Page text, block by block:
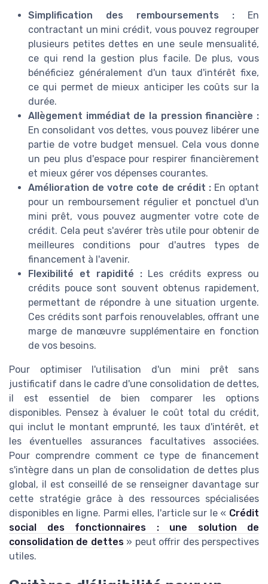
Simplification des remboursements : En
contractant un mini crédit, vous pouvez regrouper
plusieurs petites dettes en une seule mensualité,
ce qui rend la gestion plus facile. De plus, vous
bénéficiez généralement d'un taux d'intérêt fixe,
ce qui permet de mieux anticiper les coûts sur la
durée.
Allègement immédiat de la pression financière :
En consolidant vos dettes, vous pouvez libérer une
partie de votre budget mensuel. Cela vous donne
un peu plus d'espace pour respirer financièrement
et mieux gérer vos dépenses courantes.
Amélioration de votre cote de crédit :En optant
pour un remboursement régulier et ponctuel d'un
mini prêt, vous pouvez augmenter votre cote de
crédit. Cela peut s'avérer très utile pour obtenir de
meilleures conditions pour d'autres types de
financement à l'avenir.
Flexibilité et rapidité :Les crédits express ou
crédits pouce sont souvent obtenus rapidement,
permettant de répondre à une situation urgente.
Ces crédits sont parfois renouvelables, offrant une
marge de manœuvre supplémentaire en fonction
de vos besoins.
Pour optimiser l'utilisation d'un mini prêt sans
justificatif dans le cadre d'une consolidation de dettes,
il est essentiel de bien comparer les options
disponibles. Pensez à évaluer le coût total du crédit,
qui inclut le montant emprunté, les taux d'intérêt, et
les éventuelles assurances facultatives associées.
Pour comprendre comment ce type de financement
s'intègre dans un plan de consolidation de dettes plus
global, il est conseillé de se renseigner davantage sur
cette stratégie grâce à des ressources spécialisées
disponibles en ligne. Parmi elles, l'article sur le « Crédit
social des fonctionnaires : une solution de
consolidation de dettes» peut offrir des perspectives
utiles.